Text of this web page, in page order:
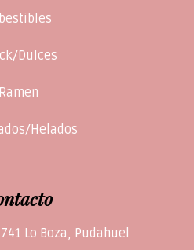
Dulces
Ramen
Helados
Lo Boza, Pudahuel